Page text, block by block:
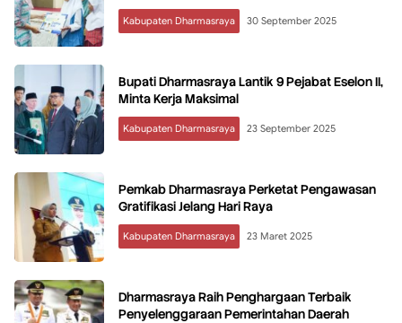
Kabupaten Dharmasraya 30 September 2025
Bupati Dharmasraya Lantik 9 Pejabat Eselon II,
Minta Kerja Maksimal
Kabupaten Dharmasraya 23 September 2025
Pemkab Dharmasraya Perketat Pengawasan
Gratifikasi Jelang Hari Raya
Kabupaten Dharmasraya 23 Maret 2025
Dharmasraya Raih Penghargaan Terbaik
Penyelenggaraan Pemerintahan Daerah